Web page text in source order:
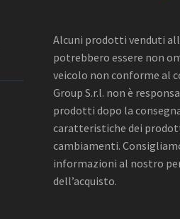
Alcuni prodotti venduti
potrebbero essere non
veicolo non conforme al
Group S.r.l. non è
prodotti dopo la
caratteristiche dei
cambiamenti.
informazioni al nostro
dell’acquisto.